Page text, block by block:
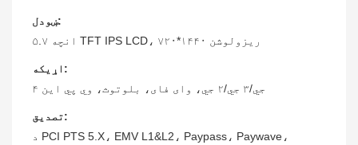
ښودل:
۵.۷ انچه TFT IPS LCD، ریزولوشن ۱۴۴۰*۷۲۰
اړیکه:
۴ جي/۳ جي/۲ جي، وای فای، بلوتوث، وي پي این
تصدیق:
د PCI PTS 5.X، EMV L1&L2، Paypass، Paywave،